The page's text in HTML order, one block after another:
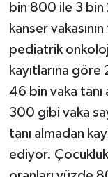
bin 800 ile 3 bin
kanser
pediatrik
kayıtlarına göre
46 bin vaka tanı
300 gibi vaka
tanı almadan
ediyor.